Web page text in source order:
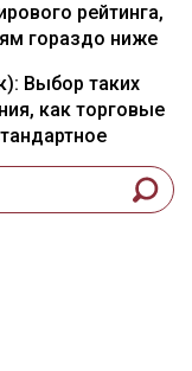
рейтинга,
гораздо ниже
Выбор таких
как торговые